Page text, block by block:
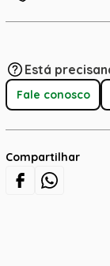
Está
Fale conosco
Compartilhar